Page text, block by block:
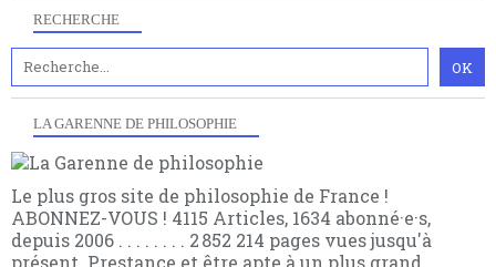
RECHERCHE
LA GARENNE DE PHILOSOPHIE
Le plus gros site de philosophie de France !
ABONNEZ-VOUS ! 4115 Articles, 1634 abonné·e·s,
depuis 2006 . . . . . . . . 2 852 214 pages vues jusqu'à